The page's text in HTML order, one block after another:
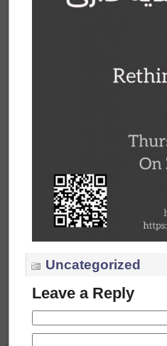
Uncategorized
Leave a Reply